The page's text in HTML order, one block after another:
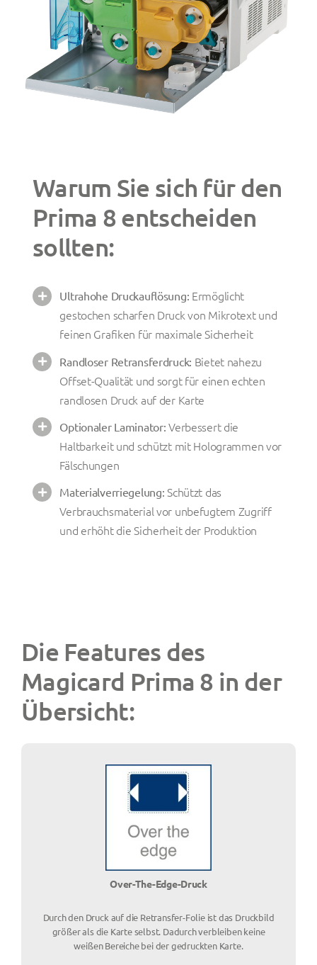
Warum Sie sich für den
Prima 8 entscheiden
sollten:
Ultrahohe Druckauflösung: Ermöglicht
gestochen scharfen Druck von Mikrotext und
feinen Grafiken für maximale Sicherheit
Randloser Retransferdruck: Bietet nahezu
Offset-Qualität und sorgt für einen echten
randlosen Druck auf der Karte
Optionaler Laminator: Verbessert die
Haltbarkeit und schützt mit Hologrammen vor
Fälschungen
Materialverriegelung: Schützt das
Verbrauchsmaterial vor unbefugtem Zugriff
und erhöht die Sicherheit der Produktion
Die Features des
Magicard Prima 8 in der
Übersicht:
Over-The-Edge-Druck
Durch den Druck auf die Retransfer-Folie ist das Druckbild
größer als die Karte selbst. Dadurch verbleiben keine
weißen Bereiche bei der gedruckten Karte.